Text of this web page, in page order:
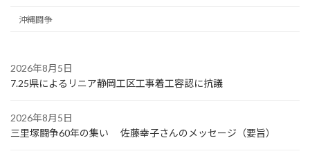
沖縄闘争
2026年8月5日
7.25県によるリニア静岡工区工事着工容認に抗議
2026年8月5日
三里塚闘争60年の集い 佐藤幸子さんのメッセージ（要旨）